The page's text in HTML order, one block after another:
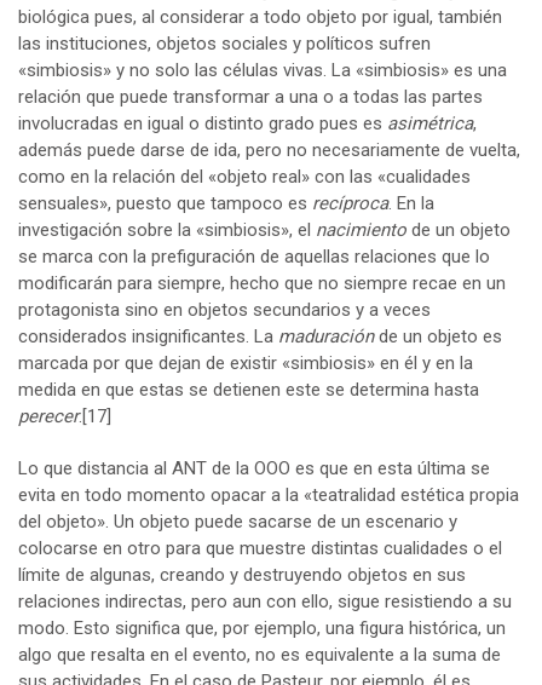
biológica pues, al considerar a todo objeto por igual, también
las instituciones, objetos sociales y políticos sufren
«simbiosis» y no solo las células vivas. La «simbiosis» es una
relación que puede transformar a una o a todas las partes
involucradas en igual o distinto grado pues es asimétrica,
además puede darse de ida, pero no necesariamente de vuelta,
como en la relación del «objeto real» con las «cualidades
sensuales», puesto que tampoco es recíproca. En la
investigación sobre la «simbiosis», el nacimiento de un objeto
se marca con la prefiguración de aquellas relaciones que lo
modificarán para siempre, hecho que no siempre recae en un
protagonista sino en objetos secundarios y a veces
considerados insignificantes. La maduraciónde un objeto es
marcada por que dejan de existir «simbiosis» en él y en la
medida en que estas se detienen este se determina hasta
perecer.[17]
Lo que distancia al ANT de la OOO es que en esta última se
evita en todo momento opacar a la «teatralidad estética propia
del objeto». Un objeto puede sacarse de un escenario y
colocarse en otro para que muestre distintas cualidades o el
límite de algunas, creando y destruyendo objetos en sus
relaciones indirectas, pero aun con ello, sigue resistiendo a su
modo. Esto significa que, por ejemplo, una figura histórica, un
algo que resalta en el evento, no es equivalente a la suma de